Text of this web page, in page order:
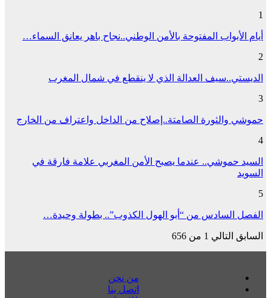
1
أيام الأبواب المفتوحة بالأمن الوطني..نجاح باهر يعانق السماء…
2
الديستي..سيف العدالة الذي لا ينقطع في شمال المغرب
3
حموشي والثورة الصامتة..إصلاح من الداخل واعتراف من الخارج
4
السيد حموشي.. عندما يصبح الأمن المغربي علامة فارقة في
السويد
5
الفصل السادس من “أبو الهول الكذوب”.. بطولة وحيدة…
السابق التالي 1 من 656
من نحن
اتصل بنا